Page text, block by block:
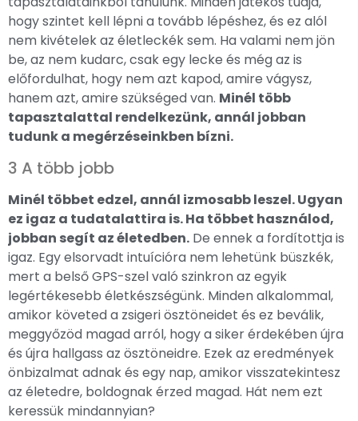
hogy szintet kell lépni a tovább lépéshez, és ez alól
nem kivételek az életleckék sem. Ha valami nem jön
be, az nem kudarc, csak egy lecke és még az is
előfordulhat, hogy nem azt kapod, amire vágysz,
hanem azt, amire szükséged van. Minél több
tapasztalattal rendelkezünk, annál jobban
tudunk a megérzéseinkben bízni.
3 A több jobb
Minél többet edzel, annál izmosabb leszel. Ugyan
ez igaz a tudatalattira is. Ha többet használod,
jobban segít az életedben. De ennek a fordítottja is
igaz. Egy elsorvadt intuícióra nem lehetünk büszkék,
mert a belső GPS-szel való szinkron az egyik
legértékesebb életkészségünk. Minden alkalommal,
amikor követed a zsigeri ösztöneidet és ez beválik,
meggyőzöd magad arról, hogy a siker érdekében újra
és újra hallgass az ösztöneidre. Ezek az eredmények
önbizalmat adnak és egy nap, amikor visszatekintesz
az életedre, boldognak érzed magad. Hát nem ezt
keressük mindannyian?